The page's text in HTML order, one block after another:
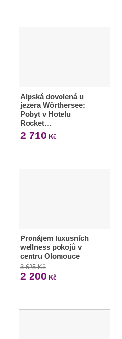
Alpská dovolená u
jezera Wörthersee:
Pobyt v Hotelu
Rocket…
2 710 Kč
Pronájem luxusních
wellness pokojů v
centru Olomouce
3 625 Kč
2 200 Kč